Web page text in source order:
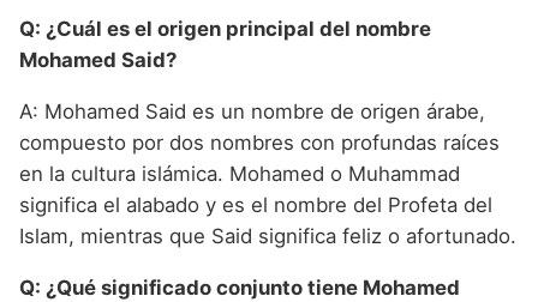
Q: ¿Cuál es el origen principal del nombre
Mohamed Said?
A: Mohamed Said es un nombre de origen árabe,
compuesto por dos nombres con profundas raíces
en la cultura islámica. Mohamed o Muhammad
significa el alabado y es el nombre del Profeta del
Islam, mientras que Said significa feliz o afortunado.
Q: ¿Qué significado conjunto tiene Mohamed